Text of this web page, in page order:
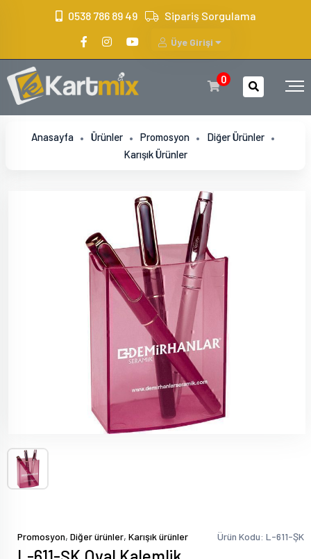
0538 786 89 49 Sipariş Sorgulama
Üye Girişi
0
Anasayfa Ürünler Promosyon
Diğer Ürünler
Karışık Ürünler
Promosyon, Diğer ürünler, Karışık ürünler Ürün Kodu: L-611-ŞK